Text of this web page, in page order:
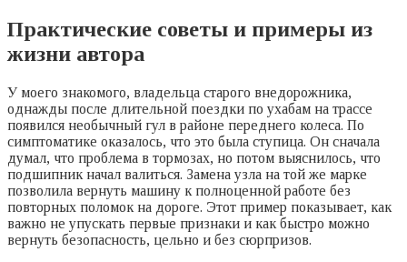
Практические советы и примеры из
жизни автора
У моего знакомого, владельца старого внедорожника,
однажды после длительной поездки по ухабам на трассе
появился необычный гул в районе переднего колеса. По
симптоматике оказалось, что это была ступица. Он сначала
думал, что проблема в тормозах, но потом выяснилось, что
подшипник начал валиться. Замена узла на той же марке
позволила вернуть машину к полноценной работе без
повторных поломок на дороге. Этот пример показывает, как
важно не упускать первые признаки и как быстро можно
вернуть безопасность, цельно и без сюрпризов.